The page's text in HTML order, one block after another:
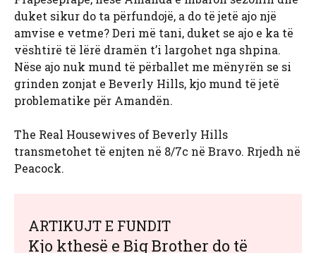
duket sikur do ta përfundojë, a do të jetë ajo një
amvise e vetme? Deri më tani, duket se ajo e ka të
vështirë të lërë dramën t’i largohet nga shpina.
Nëse ajo nuk mund të përballet me mënyrën se si
grinden zonjat e Beverly Hills, kjo mund të jetë
problematike për Amandën.
The Real Housewives of Beverly Hills
transmetohet të enjten në 8/7c në Bravo. Rrjedh në
Peacock.
ARTIKUJT E FUNDIT
Kjo kthesë e Big Brother do të